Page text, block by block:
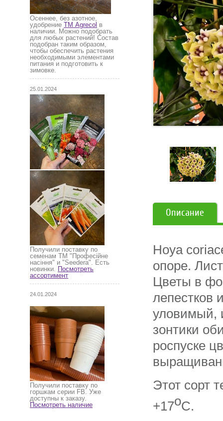
Осеннее, без азотное,
удобрение ТМ Agrecol в
наличии. Можно подобрать
для любых растений! Состав
подобран таким образом,
чтобы обеспечить растения
необходимыми элементами
питания и подготовить к
зимовке.
25.01.2024
Получили поставку по
семенам ТМ "Професійне
насіння" и "Seedera". Есть
новинки. Посмотреть
ассортимент
24.01.2024
Получили поставку по
горшкам серии FB. Уже
доступны к заказу.
Посмотреть наличие
Описание
Hoya
опоре.
Цветы в
лепестков
уловимый,
зонтики
роспуске
Этот сорт
+17оС.